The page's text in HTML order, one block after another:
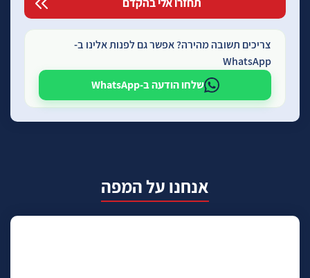
צריכים תשובה מהירה? אפשר גם לפנות אלינו ב-
WhatsApp
שלחו הודעה ב-WhatsApp
אנחנו על המפה